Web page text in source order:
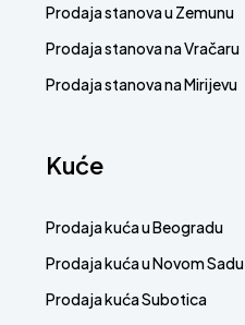
Prodaja stanova u Zemunu
Prodaja stanova na Vračaru
Prodaja stanova na Mirijevu
Kuće
Prodaja kuća u Beogradu
Prodaja kuća u Novom Sadu
Prodaja kuća Subotica